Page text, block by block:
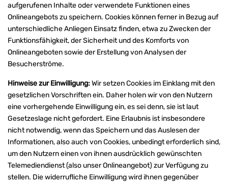
aufgerufenen Inhalte oder verwendete Funktionen eines
Onlineangebots zu speichern. Cookies können ferner in Bezug auf
unterschiedliche Anliegen Einsatz finden, etwa zu Zwecken der
Funktionsfähigkeit, der Sicherheit und des Komforts von
Onlineangeboten sowie der Erstellung von Analysen der
Besucherströme.
Hinweise zur Einwilligung:Wir setzen Cookies im Einklang mit den
gesetzlichen Vorschriften ein. Daher holen wir von den Nutzern
eine vorhergehende Einwilligung ein, es sei denn, sie ist laut
Gesetzeslage nicht gefordert. Eine Erlaubnis ist insbesondere
nicht notwendig, wenn das Speichern und das Auslesen der
Informationen, also auch von Cookies, unbedingt erforderlich sind,
um den Nutzern einen von ihnen ausdrücklich gewünschten
Telemediendienst (also unser Onlineangebot) zur Verfügung zu
stellen. Die widerrufliche Einwilligung wird ihnen gegenüber